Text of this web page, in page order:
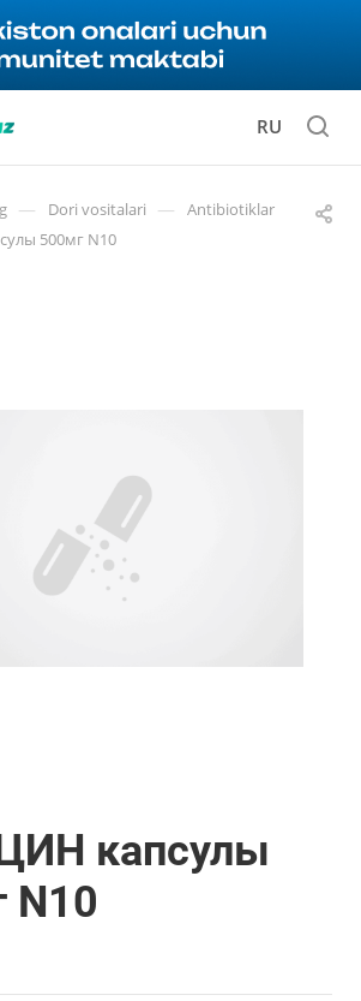
RU
— Dori vositalari — Antibiotiklar
500мг N10
капсулы
N10